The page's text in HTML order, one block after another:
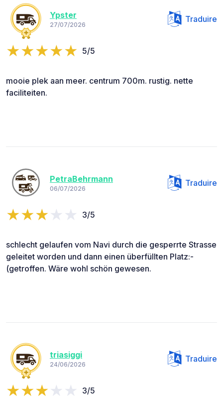
Ypster
27/07/2026
Traduire
5/5
mooie plek aan meer. centrum 700m. rustig. nette
faciliteiten.
PetraBehrmann
06/07/2026
Traduire
3/5
schlecht gelaufen vom Navi durch die gesperrte Strasse
geleitet worden und dann einen überfüllten Platz:-
(getroffen. Wäre wohl schön gewesen.
triasiggi
24/06/2026
Traduire
3/5